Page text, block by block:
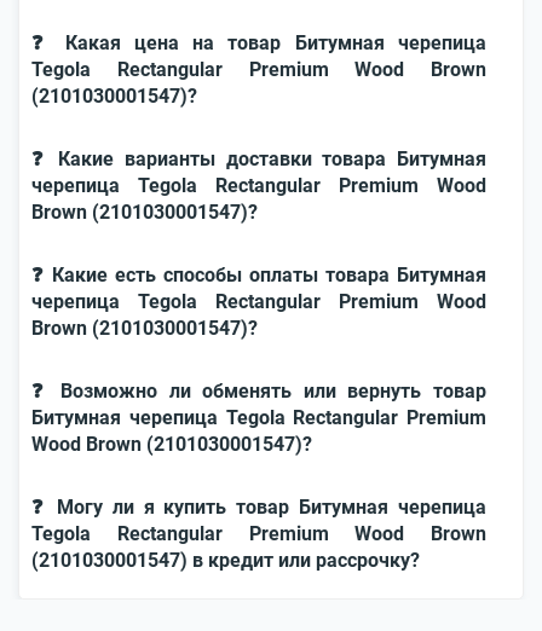
❓ Какая цена на товар Битумная черепица
Tegola Rectangular Premium Wood Brown
(2101030001547)?
❓ Какие варианты доставки товара Битумная
черепица Tegola Rectangular Premium Wood
Brown (2101030001547)?
❓ Какие есть способы оплаты товара Битумная
черепица Tegola Rectangular Premium Wood
Brown (2101030001547)?
❓ Возможно ли обменять или вернуть товар
Битумная черепица Tegola Rectangular Premium
Wood Brown (2101030001547)?
❓ Могу ли я купить товар Битумная черепица
Tegola Rectangular Premium Wood Brown
(2101030001547) в кредит или рассрочку?